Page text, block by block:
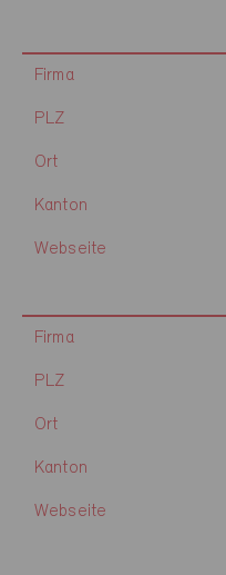
Firma
PLZ
Ort
Kanton
Webseite
Firma
PLZ
Ort
Kanton
Webseite